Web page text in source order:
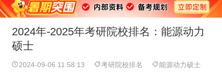
2024年-2025年考研院校排名：能源动力
硕士
2024-09-06 11:58:13 考研院校排名 能源动力硕士